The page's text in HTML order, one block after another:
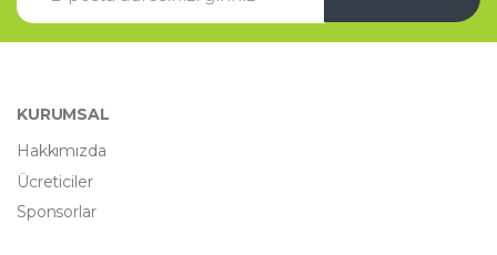
KURUMSAL
Hakkımızda
Ücreticiler
Sponsorlar